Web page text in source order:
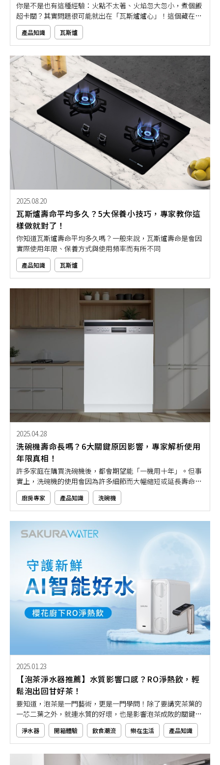
你是不是也有這種經驗：火點不太著、火焰忽大忽小，煮個飯
超卡關？其實問題很可能就出在「瓦斯爐爐心」！這個藏在瓦
斯爐下的小零件，是火力穩不穩健的重要關鍵元素，一旦使用
久了卡油、積碳、老化都會影響瓦斯爐的使用。許多人會想
問：瓦斯爐爐心可以自行更換嗎？平常該如何維護清潔？如果
你也想要讓料理不卡關，那就要搞懂瓦斯爐爐心的保養秘訣！
產品知識 瓦斯爐
2025.08.20
瓦斯爐壽命平均多久？5大保養小技巧，專家教你這
樣做就對了！
你知道瓦斯爐壽命平均多久嗎？一般來說，瓦斯爐壽命是會因
實際使用年限、保養方式與使用頻率而有所不同
產品知識 瓦斯爐
2025.04.28
洗碗機壽命長嗎？6大關鍵原因影響，專家解析使用
年限真相！
許多家庭在購買洗碗機後，都會期望能「一機用十年」。但事
實上，洗碗機的使用會因為許多細節而大幅縮短或延長壽命。
如果你想知道洗碗機壽命長不長，那就要先了解影響洗碗機壽
命長短的6大關鍵因素
廚房專家 產品知識 洗碗機
2025.01.23
【泡茶淨水器推薦】水質影響口感？RO淨熱飲，輕
鬆泡出回甘好茶！
要知道，泡茶是一門藝術，更是一門學問！除了要講究茶葉的
一芯二葉之外，就連水質的好壞，也是影響泡茶成敗的關鍵之
一。隨著現代淨水器設備的普及，對於熱愛泡茶的茶藝師來
說，好的水質可以泡出文雅的清香口感，茶湯中明亮的色澤更
為視覺增添一股完美的視覺饗宴。如果你也想要泡出如此精緻
好茶，那就先一起來了解淨水器設備是如何幫助泡出一壺入口
淨水器 開箱體驗 飲食潮流 樂在生活 產品知識